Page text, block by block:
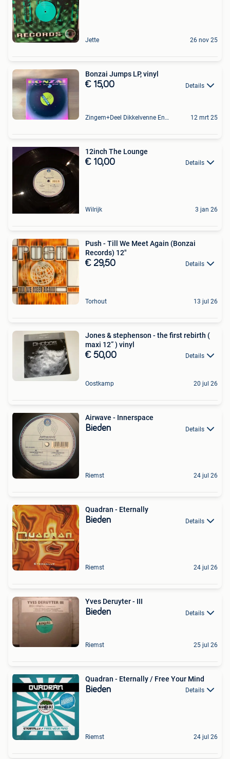
Jette 26 nov 25
Bonzai Jumps LP, vinyl
€ 15,00 Details
Zingem+Deel Dikkelvenne En Nederzwalm-Hermelgem 12 mrt 25
12inch The Lounge
€ 10,00 Details
Wilrijk 3 jan 26
Push - Till We Meet Again (Bonzai
Records) 12"
€ 29,50 Details
Torhout 13 jul 26
Jones & stephenson - the first rebirth (
maxi 12” ) vinyl
€ 50,00 Details
Oostkamp 20 jul 26
Airwave - Innerspace
Bieden Details
Riemst 24 jul 26
Quadran - Eternally
Bieden Details
Riemst 24 jul 26
Yves Deruyter - III
Bieden Details
Riemst 25 jul 26
Quadran - Eternally / Free Your Mind
Bieden Details
Riemst 24 jul 26